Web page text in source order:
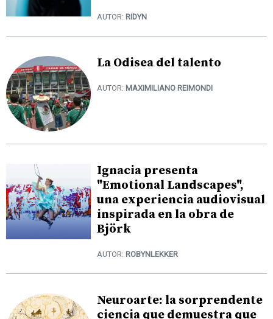
AUTOR:RIDYN
La Odisea del talento
AUTOR:MAXIMILIANO REIMONDI
Ignacia presenta
"Emotional Landscapes",
una experiencia audiovisual
inspirada en la obra de
Björk
AUTOR:ROBYNLEKKER
Neuroarte: la sorprendente
ciencia que demuestra que